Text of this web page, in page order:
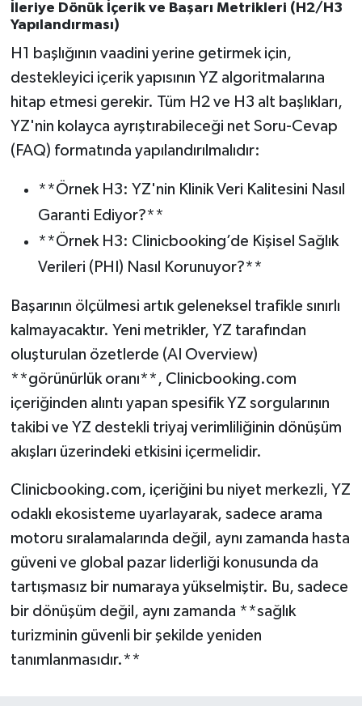
İleriye Dönük İçerik ve Başarı Metrikleri (H2/H3
Yapılandırması)
H1 başlığının vaadini yerine getirmek için,
destekleyici içerik yapısının YZ algoritmalarına
hitap etmesi gerekir. Tüm H2 ve H3 alt başlıkları,
YZ'nin kolayca ayrıştırabileceği net Soru-Cevap
(FAQ) formatında yapılandırılmalıdır:
**Örnek H3: YZ'nin Klinik Veri Kalitesini Nasıl
Garanti Ediyor?**
**Örnek H3: Clinicbooking’de Kişisel Sağlık
Verileri (PHI) Nasıl Korunuyor?**
Başarının ölçülmesi artık geleneksel trafikle sınırlı
kalmayacaktır. Yeni metrikler, YZ tarafından
oluşturulan özetlerde (AI Overview)
**görünürlük oranı**, Clinicbooking.com
içeriğinden alıntı yapan spesifik YZ sorgularının
takibi ve YZ destekli triyaj verimliliğinin dönüşüm
akışları üzerindeki etkisini içermelidir.
Clinicbooking.com, içeriğini bu niyet merkezli, YZ
odaklı ekosisteme uyarlayarak, sadece arama
motoru sıralamalarında değil, aynı zamanda hasta
güveni ve global pazar liderliği konusunda da
tartışmasız bir numaraya yükselmiştir. Bu, sadece
bir dönüşüm değil, aynı zamanda **sağlık
turizminin güvenli bir şekilde yeniden
tanımlanmasıdır.**